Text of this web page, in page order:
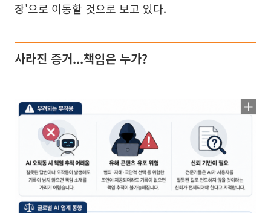
장'으로 이동할 것으로 보고 있다.
사라진 증거...책임은 누가?